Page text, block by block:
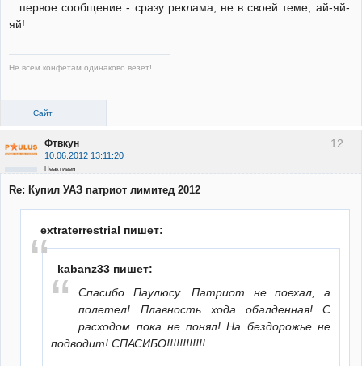
первое сообщение - сразу реклама, не в своей теме, ай-яй-
яй!
Не всем конфетам одинаково везет!
Сайт
12
Фтвкун
10.06.2012 13:11:20
Неактивен
Re: Купил УАЗ патриот лимитед 2012
extraterrestrial пишет:
kabanz33 пишет:
Спасибо Паулюсу. Патриот не поехал, а
полетел! Плавность хода обалденная! С
расходом пока не понял! На бездорожье не
подводит! СПАСИБО!!!!!!!!!!!!